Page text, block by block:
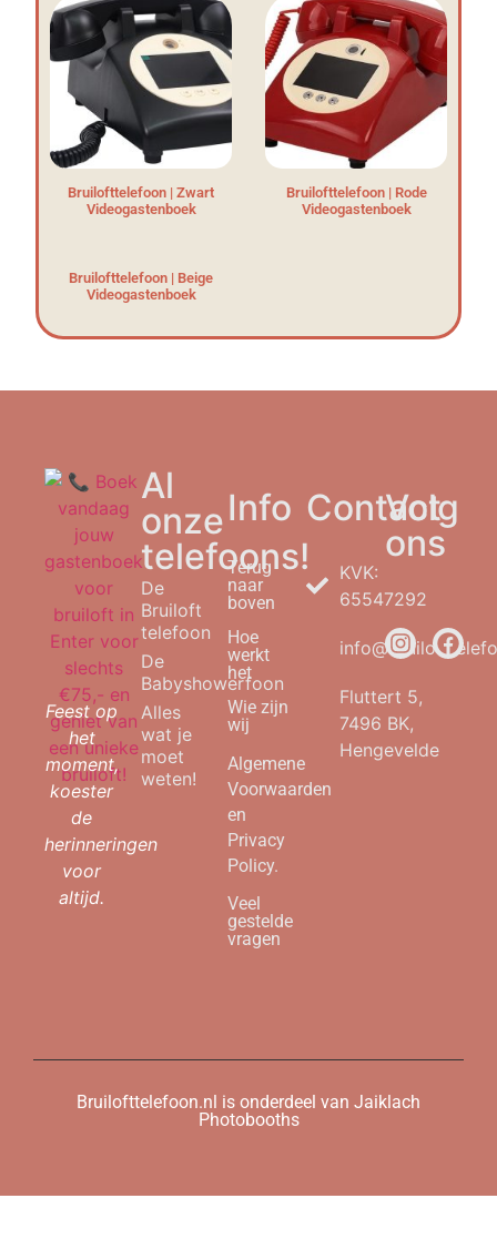
Bruilofttelefoon | Zwart
Videogastenboek
Bruilofttelefoon | Rode
Videogastenboek
Bruilofttelefoon | Beige
Videogastenboek
Feest op
het
moment,
koester
de
herinneringen
voor
altijd.
Al
onze
telefoons!
De
Bruiloft
telefoon
De
Babyshowerfoon
Alles
wat je
moet
weten!
Info
Terug
naar
boven
Hoe
werkt
het
Wie zijn
wij
Algemene
Voorwaarden
en
Privacy
Policy.
Veel
gestelde
vragen
Contact
KVK:
65547292
Fluttert 5,
7496 BK,
Hengevelde
Volg
ons
Bruilofttelefoon.nl is onderdeel van Jaiklach
Photobooths